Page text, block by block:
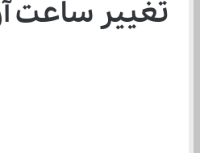
تغییر ساعت آزمون